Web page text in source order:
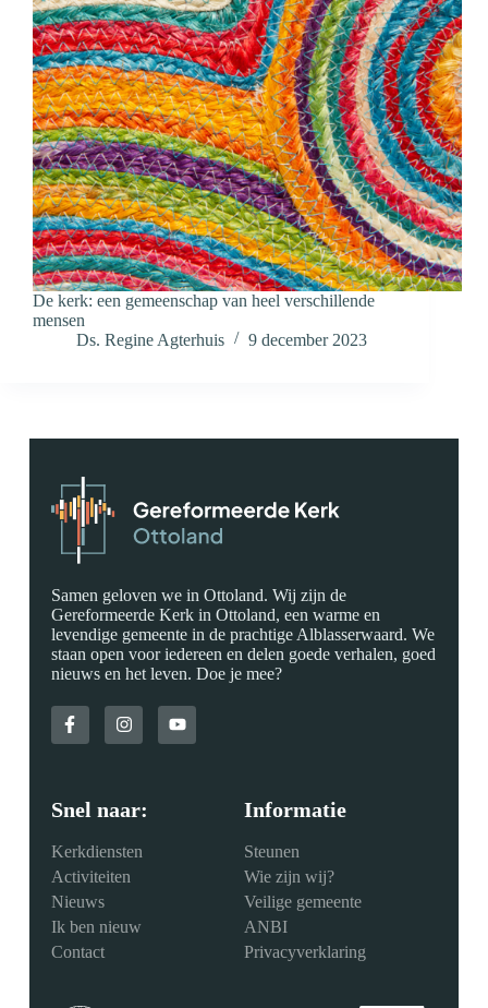
De kerk: een gemeenschap van heel verschillende
mensen
Ds. Regine Agterhuis
9 december 2023
Samen geloven we in Ottoland. Wij zijn de
Gereformeerde Kerk in Ottoland, een warme en
levendige gemeente in de prachtige Alblasserwaard. We
staan open voor iedereen en delen goede verhalen, goed
nieuws en het leven. Doe je mee?
Snel naar:
Kerkdiensten
Activiteiten
Nieuws
Ik ben nieuw
Contact
Informatie
Steunen
Wie zijn wij?
Veilige gemeente
ANBI
Privacyverklaring